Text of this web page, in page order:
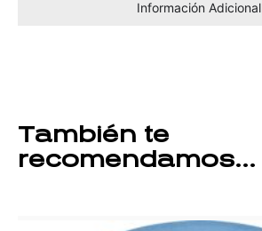
Información Adicional
También te
recomendamos…